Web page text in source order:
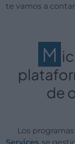
te vamos a
M
de
Los